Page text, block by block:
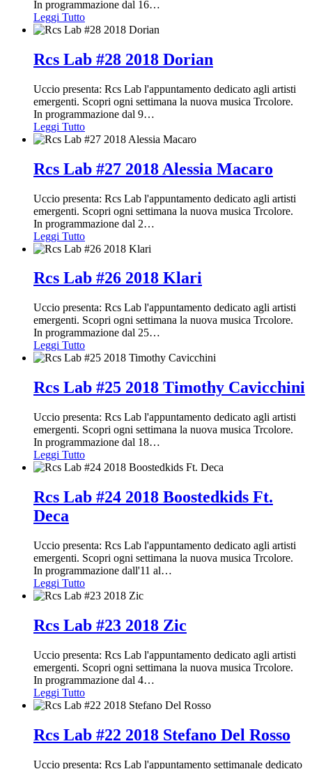
In programmazione dal 16…
Leggi Tutto
Rcs Lab #28 2018 Dorian
Uccio presenta: Rcs Lab l'appuntamento dedicato agli artisti
emergenti. Scopri ogni settimana la nuova musica Trcolore.
In programmazione dal 9…
Leggi Tutto
Rcs Lab #27 2018 Alessia Macaro
Uccio presenta: Rcs Lab l'appuntamento dedicato agli artisti
emergenti. Scopri ogni settimana la nuova musica Trcolore.
In programmazione dal 2…
Leggi Tutto
Rcs Lab #26 2018 Klari
Uccio presenta: Rcs Lab l'appuntamento dedicato agli artisti
emergenti. Scopri ogni settimana la nuova musica Trcolore.
In programmazione dal 25…
Leggi Tutto
Rcs Lab #25 2018 Timothy Cavicchini
Uccio presenta: Rcs Lab l'appuntamento dedicato agli artisti
emergenti. Scopri ogni settimana la nuova musica Trcolore.
In programmazione dal 18…
Leggi Tutto
Rcs Lab #24 2018 Boostedkids Ft.
Deca
Uccio presenta: Rcs Lab l'appuntamento dedicato agli artisti
emergenti. Scopri ogni settimana la nuova musica Trcolore.
In programmazione dall'11 al…
Leggi Tutto
Rcs Lab #23 2018 Zic
Uccio presenta: Rcs Lab l'appuntamento dedicato agli artisti
emergenti. Scopri ogni settimana la nuova musica Trcolore.
In programmazione dal 4…
Leggi Tutto
Rcs Lab #22 2018 Stefano Del Rosso
Uccio presenta: Rcs Lab l'appuntamento settimanale dedicato